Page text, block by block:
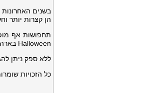
בשנים האחרונות
הן קצרות יותר
תחפושות אף
Halloween בארה"ב או
ללא ספק ניתן
כל הזכויות